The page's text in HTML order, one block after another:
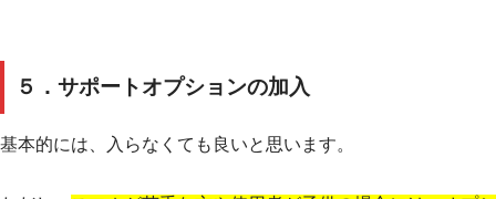
５．サポートオプションの加入
基本的には、入らなくても良いと思います。